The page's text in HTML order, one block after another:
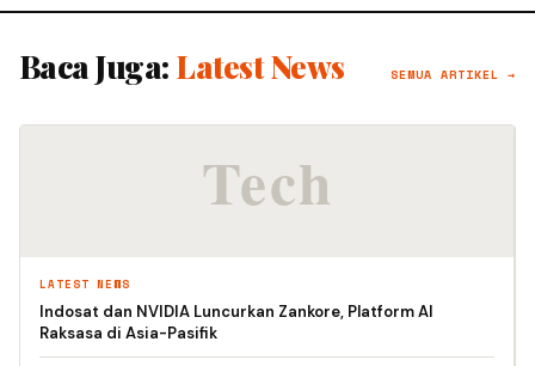
Baca Juga: Latest News SEMUA ARTIKEL →
LATEST NEWS
Indosat dan NVIDIA Luncurkan Zankore, Platform AI
Raksasa di Asia-Pasifik